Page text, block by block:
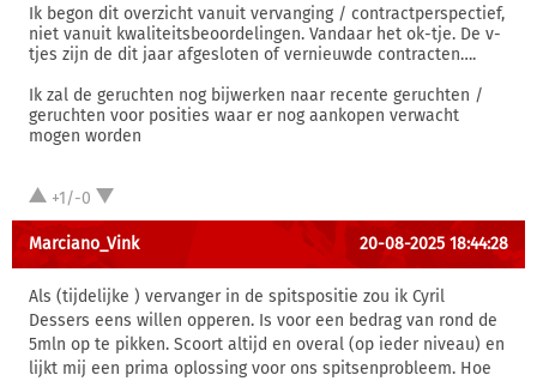
Ik begon dit overzicht vanuit vervanging / contractperspectief,
niet vanuit kwaliteitsbeoordelingen. Vandaar het ok-tje. De v-
tjes zijn de dit jaar afgesloten of vernieuwde contracten….
Ik zal de geruchten nog bijwerken naar recente geruchten /
geruchten voor posities waar er nog aankopen verwacht
mogen worden
+1/-0
Marciano_Vink 20-08-2025 18:44:28
Als (tijdelijke ) vervanger in de spitspositie zou ik Cyril
Dessers eens willen opperen. Is voor een bedrag van rond de
5mln op te pikken. Scoort altijd en overal (op ieder niveau) en
lijkt mij een prima oplossing voor ons spitsenprobleem. Hoe